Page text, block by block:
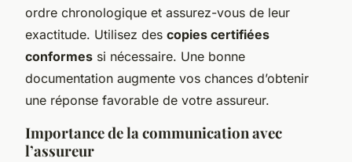
ordre chronologique et assurez-vous de leur
exactitude. Utilisez des copies certifiées
conformes si nécessaire. Une bonne
documentation augmente vos chances d’obtenir
une réponse favorable de votre assureur.
Importance de la communication avec
l’assureur